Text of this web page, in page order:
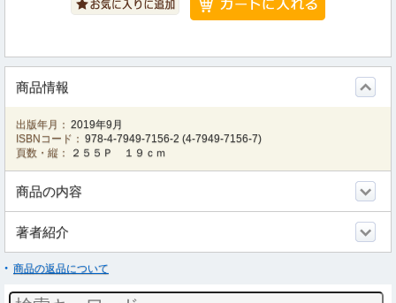
商品情報
出版年月： 2019年9月
ISBNコード： 978-4-7949-7156-2 (4-7949-7156-7)
頁数・縦：
２５５Ｐ １９ｃｍ
商品の内容
著者紹介
商品の返品について